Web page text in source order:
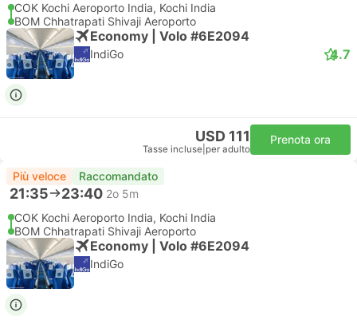
COK Kochi Aeroporto India, Kochi India
BOM Chhatrapati Shivaji Aeroporto
Economy | Volo #6E2094
IndiGo 4.7
USD 111
Tasse incluse per adulto
Prenota ora
Più veloce Raccomandato
21:35 23:40 2o 5m
COK Kochi Aeroporto India, Kochi India
BOM Chhatrapati Shivaji Aeroporto
Economy | Volo #6E2094
IndiGo